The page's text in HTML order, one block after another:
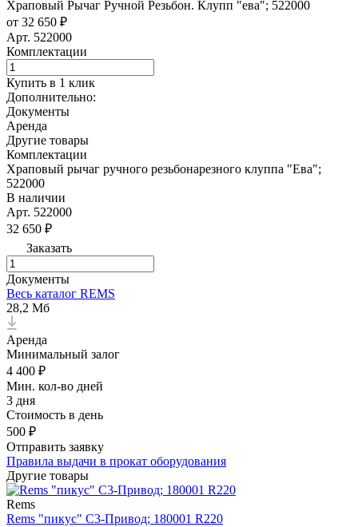
Храповый Рычаг Ручной Резьбон. Клупп "ева"; 522000
от 32 650 ₽
Арт. 522000
Комплектации
Купить в 1 клик
Дополнительно:
Документы
Аренда
Другие товары
Комплектации
Храповый рычаг ручного резьбонарезного клуппа "Ева";
522000
В наличии
Арт. 522000
32 650 ₽
Заказать
Документы
Весь каталог REMS
28,2 Мб
Аренда
Минимальный залог
4 400 ₽
Мин. кол-во дней
3 дня
Стоимость в день
500 ₽
Отправить заявку
Правила выдачи в прокат оборудования
Другие товары
Rems
Rems "пикус" С3-Привод; 180001 R220